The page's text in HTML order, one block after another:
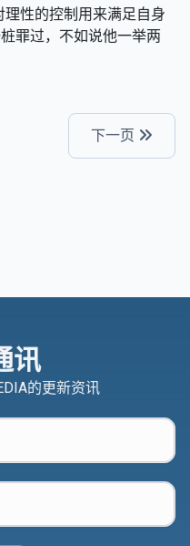
性的控制用来满足自身
罪过，不如说他一举两
下一页
讯
的更新资讯